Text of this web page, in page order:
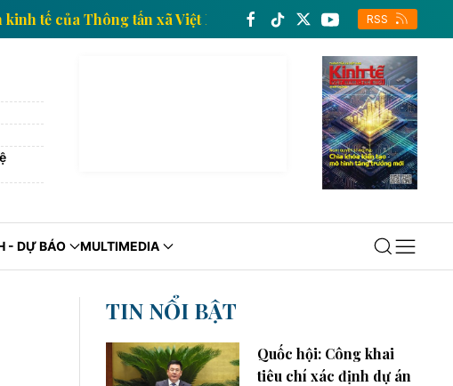
tin kinh tế của Thông tấn xã Việt Nam Trang thông
RSS
- DỰ BÁO MULTIMEDIA
TIN NỔI BẬT
Quốc hội: Công khai
tiêu chí xác định dự án